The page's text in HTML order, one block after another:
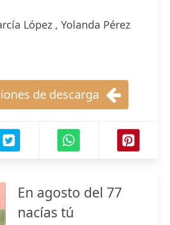
López , Yolanda Pérez
de descarga
En agosto del 77
nacías tú